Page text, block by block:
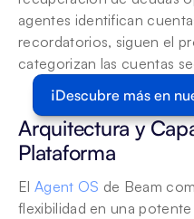
agentes identifican
recordatorios, siguen el
categorizan las cuentas
¡Descubre más en
Arquitectura y
Plataforma
El Agent OS de Beam
flexibilidad en una potente